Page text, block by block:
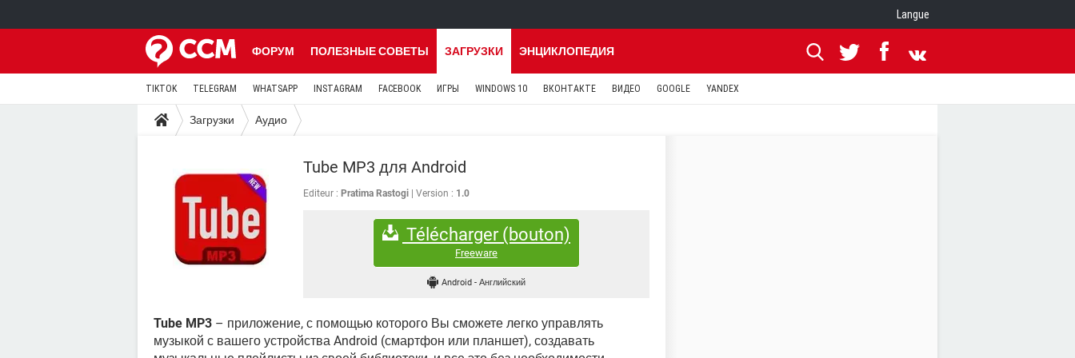
Langue
ФОРУМ ПОЛЕЗНЫЕ СОВЕТЫ ЗАГРУЗКИ ЭНЦИКЛОПЕДИЯ
TIKTOK TELEGRAM WHATSAPP INSTAGRAM FACEBOOK ИГРЫ WINDOWS 10 ВКОНТАКТЕ ВИДЕО GOOGLE YANDEX
Загрузки Аудио
Tube MP3 для Android
Editeur : Pratima Rastogi Version : 1.0
Télécharger (bouton)
Freeware
Android - Английский
Tube MP3 – приложение, с помощью которого Вы сможете легко управлять
музыкой с вашего устройства Android (смартфон или планшет), создавать